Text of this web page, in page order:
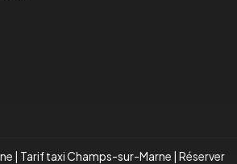
| Tarif taxi Champs-sur-Marne | Réserver